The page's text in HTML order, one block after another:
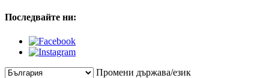
Последвайте ни:
Промени държава/език